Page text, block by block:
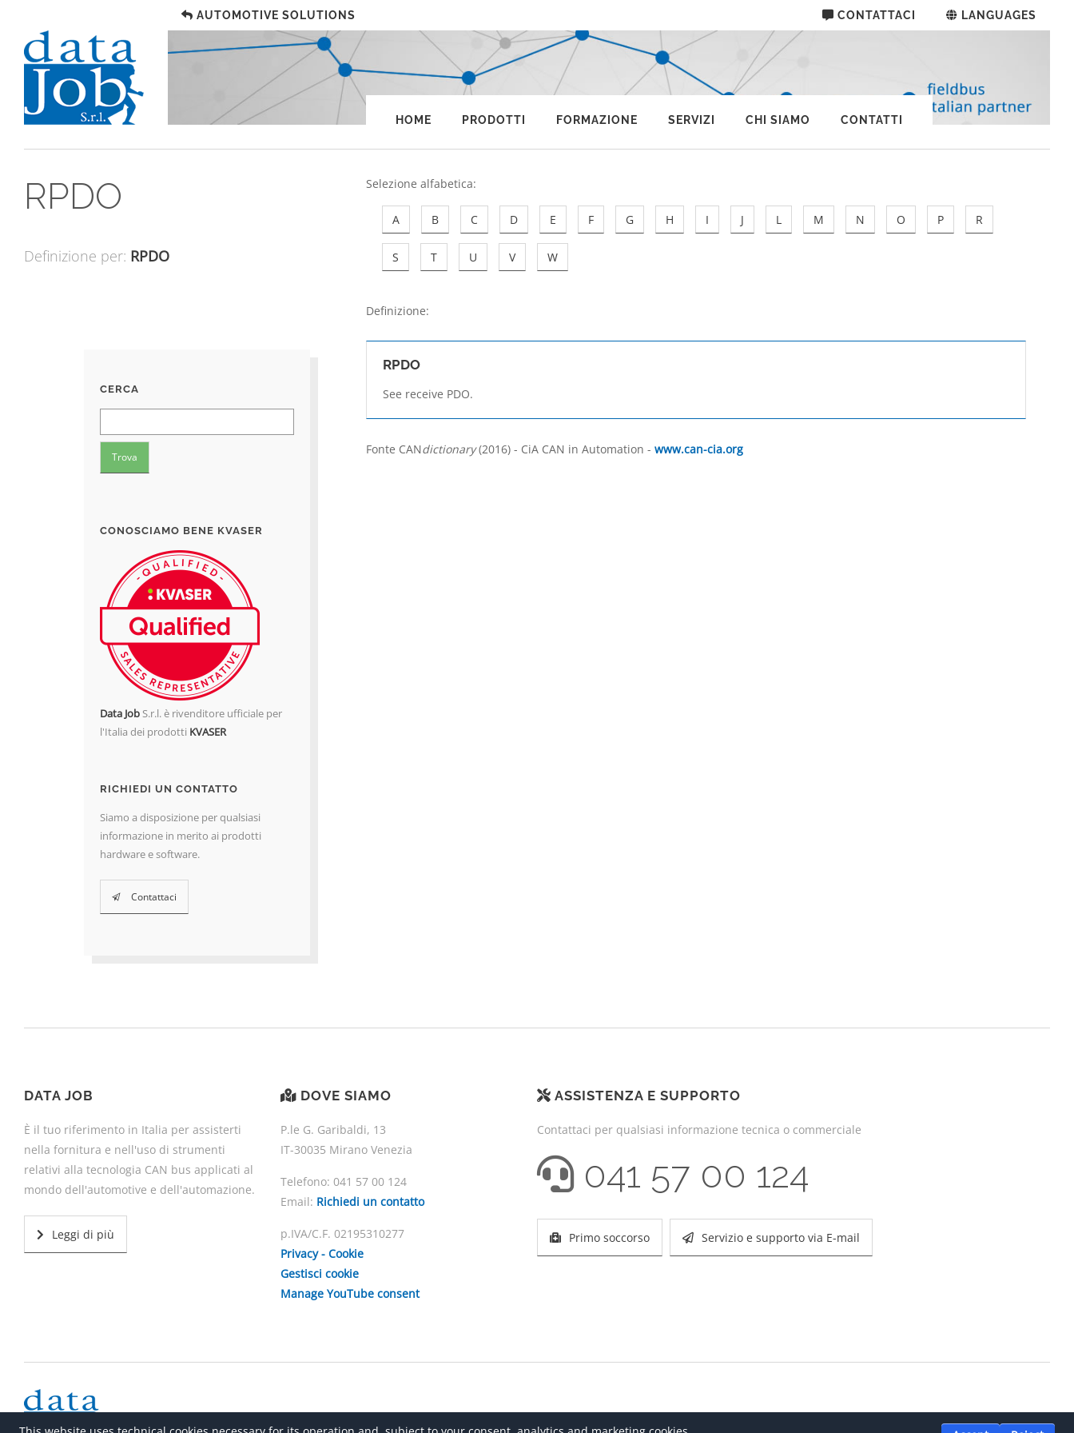
AUTOMOTIVE SOLUTIONS CONTATTACI LANGUAGES
HOME PRODOTTI FORMAZIONE SERVIZI CHI SIAMO CONTATTI
RPDO
Definizione per: RPDO
Selezione alfabetica:
A B C D E F G H I J L M N O P R
S T U V W
Definizione:
RPDO
See receive PDO.
Fonte CANdictionary(2016) - CiA CAN in Automation - www.can-cia.org
CERCA
CONOSCIAMO BENE KVASER
Data JobS.r.l. è rivenditore ufficiale per
l'Italia dei prodotti KVASER
RICHIEDI UN CONTATTO
Siamo a disposizione per qualsiasi
informazione in merito ai prodotti
hardware e software.
Contattaci
DATA JOB
È il tuo riferimento in Italia per assisterti
nella fornitura e nell'uso di strumenti
relativi alla tecnologia CAN bus applicati al
mondo dell'automotive e dell'automazione.
Leggi di più
DOVE SIAMO
P.le G. Garibaldi, 13
IT-30035 Mirano Venezia
Telefono: 041 57 00 124
Email: Richiedi un contatto
p.IVA/C.F. 02195310277
Privacy - Cookie
Gestisci cookie
Manage YouTube consent
ASSISTENZA E SUPPORTO
Contattaci per qualsiasi informazione tecnica o commerciale
041 57 00 124
Primo soccorso Servizio e supporto via E-mail